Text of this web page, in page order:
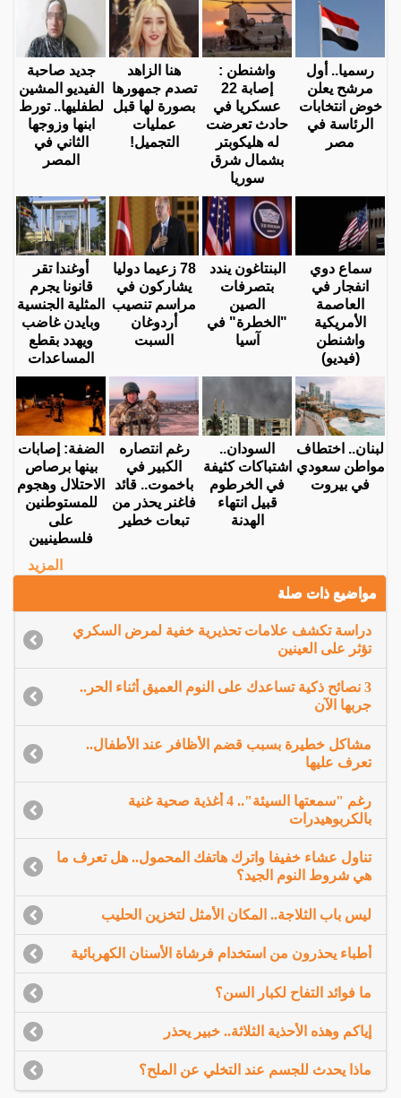
رسميا.. أول
مرشح يعلن
خوض انتخابات
الرئاسة في
مصر
واشنطن :
إصابة 22
عسكريا في
حادث تعرضت
له هليكوبتر
بشمال شرق
سوريا
هنا الزاهد
تصدم جمهورها
بصورة لها قبل
عمليات
التجميل!
جديد صاحبة
الفيديو المشين
لطفليها.. تورط
ابنها وزوجها
الثاني في
المصر
سماع دوي
انفجار في
العاصمة
الأمريكية
واشنطن
(فيديو)
البنتاغون يندد
بتصرفات
الصين
"الخطرة" في
آسيا
78 زعيما دوليا
يشاركون في
مراسم تنصيب
أردوغان
السبت
أوغندا تقر
قانونا يجرم
المثلية الجنسية
وبايدن غاضب
ويهدد بقطع
المساعدات
لبنان.. اختطاف
مواطن سعودي
في بيروت
السودان..
اشتباكات كثيفة
في الخرطوم
قبيل انتهاء
الهدنة
رغم انتصاره
الكبير في
باخموت.. قائد
فاغنر يحذر من
تبعات خطير
الضفة: إصابات
بينها برصاص
الاحتلال وهجوم
للمستوطنين
على
فلسطينيين
المزيد
مواضيع ذات صلة
دراسة تكشف علامات تحذيرية خفية لمرض السكري
تؤثر على العينين
3 نصائح ذكية تساعدك على النوم العميق أثناء الحر..
جربها الآن
مشاكل خطيرة بسبب قضم الأظافر عند الأطفال..
تعرف عليها
رغم "سمعتها السيئة".. 4 أغذية صحية غنية
بالكربوهيدرات
تناول عشاء خفيفا واترك هاتفك المحمول.. هل تعرف ما
هي شروط النوم الجيد؟
ليس باب الثلاجة.. المكان الأمثل لتخزين الحليب
أطباء يحذرون من استخدام فرشاة الأسنان الكهربائية
ما فوائد التفاح لكبار السن؟
إياكم وهذه الأحذية الثلاثة.. خبير يحذر
ماذا يحدث للجسم عند التخلي عن الملح؟